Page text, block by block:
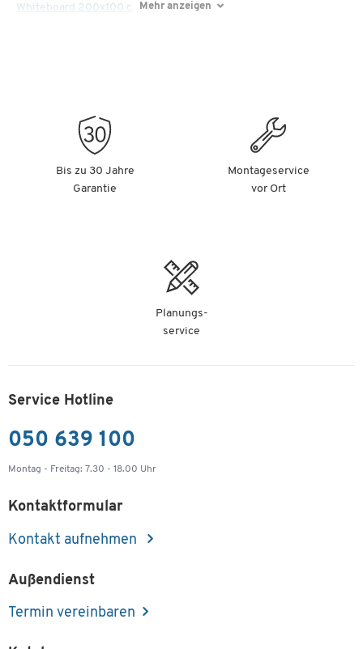
Whiteboard 200x100 cmMehr anzeigen
Bis zu 30 Jahre
Garantie
Montageservice
vor Ort
Planungs-
service
Service Hotline
050 639 100
Montag - Freitag: 7.30 - 18.00 Uhr
Kontaktformular
Kontakt aufnehmen
Außendienst
Termin vereinbaren